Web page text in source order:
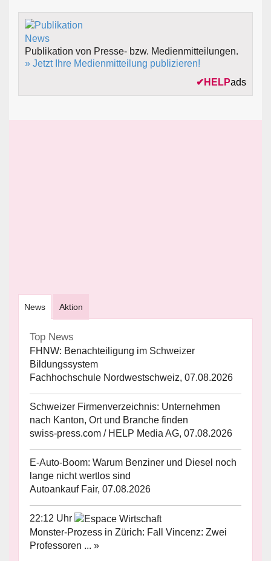
Publikation von Presse- bzw. Medienmitteilungen.
» Jetzt Ihre Medienmitteilung publizieren!
✔ HELPads
News Aktion
Top News
FHNW: Benachteiligung im Schweizer
Bildungssystem
Fachhochschule Nordwestschweiz, 07.08.2026
Schweizer Firmenverzeichnis: Unternehmen
nach Kanton, Ort und Branche finden
swiss-press.com / HELP Media AG, 07.08.2026
E-Auto-Boom: Warum Benziner und Diesel noch
lange nicht wertlos sind
Autoankauf Fair, 07.08.2026
22:12 Uhr
Monster-Prozess in Zürich: Fall Vincenz: Zwei
Professoren ... »